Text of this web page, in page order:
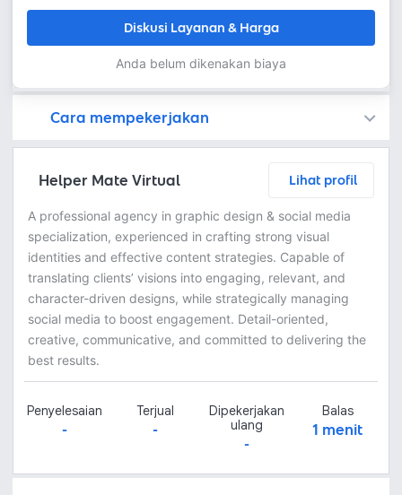
Diskusi Layanan & Harga
Anda belum dikenakan biaya
Cara mempekerjakan
Helper Mate Virtual Lihat profil
A professional agency in graphic design & social media
specialization, experienced in crafting strong visual
identities and effective content strategies. Capable of
translating clients’ visions into engaging, relevant, and
character-driven designs, while strategically managing
social media to boost engagement. Detail-oriented,
creative, communicative, and committed to delivering the
best results.
Penyelesaian
-
Terjual
-
Dipekerjakan
ulang
-
Balas
1 menit